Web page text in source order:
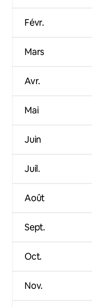
Févr.
Mars
Avr.
Mai
Juin
Juil.
Août
Sept.
Oct.
Nov.